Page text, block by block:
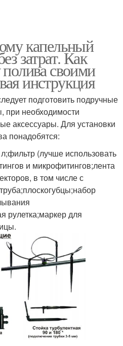
капельный
затрат. Как
полива своими
инструкция
подготовить подручные
при необходимости
аксессуары. Для установки
понадобятся:
(лучше использовать
и микрофитингов;лента
в том числе с
рулетка;маркер для